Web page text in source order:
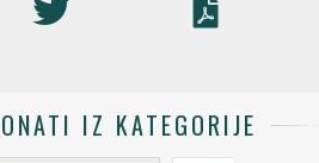
IZ KATEGORIJE